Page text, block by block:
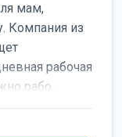
мам,
Компания из
рабочая
рабо...